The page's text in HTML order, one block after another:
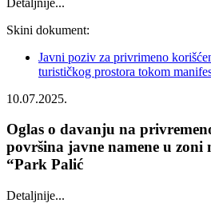
Skini dokument:
Javni poziv za privrimeno
turističkog prostora tokom
10.07.2025.
Oglas o davanju na
površina javne namene u zoni
“Park Palić
Detaljnije...